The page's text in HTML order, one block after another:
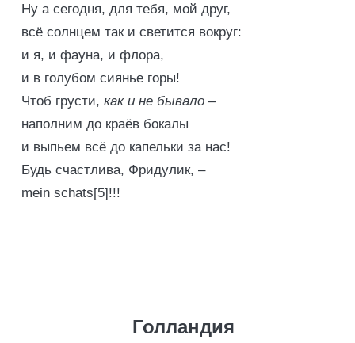
Ну а сегодня, для тебя, мой друг,
всё солнцем так и светится вокруг:
и я, и фауна, и флора,
и в голубом сиянье горы!
Чтоб грусти, как и не бывало –
наполним до краёв бокалы
и выпьем всё до капельки за нас!
Будь счастлива, Фридулик, –
mein schats[5]!!!
Голландия